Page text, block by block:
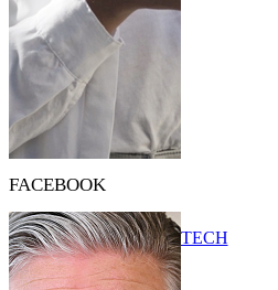
FACEBOOK
TECH